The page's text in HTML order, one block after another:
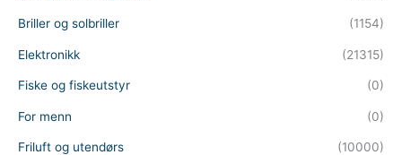
Briller og solbriller (1154)
Elektronikk (21315)
Fiske og fiskeutstyr (0)
For menn (0)
Friluft og utendørs (10000)